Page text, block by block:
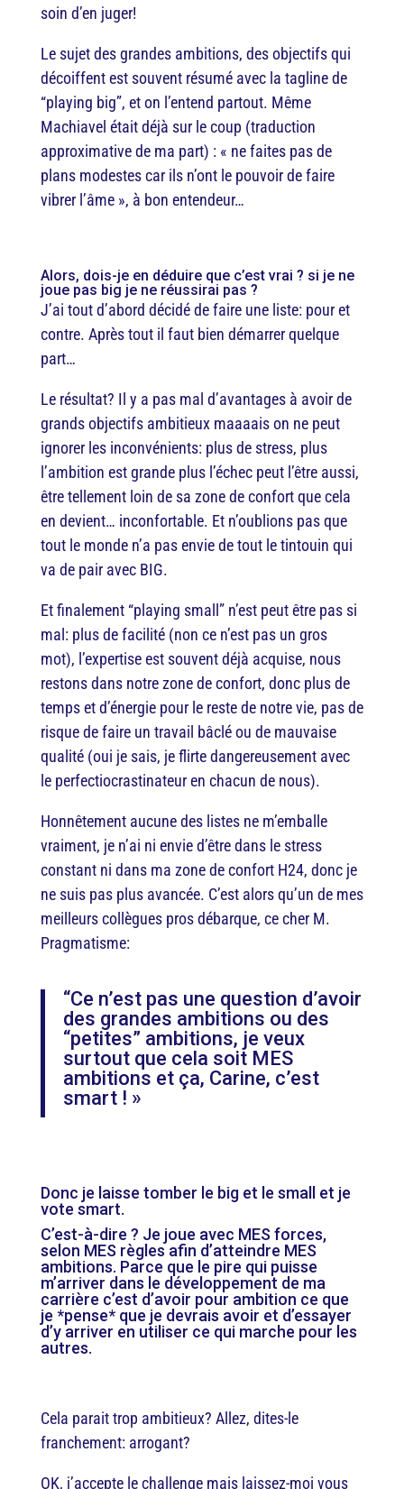
soin d’en juger!
Le sujet des grandes ambitions, des objectifs qui
décoiffent est souvent résumé avec la tagline de
“playing big”, et on l’entend partout. Même
Machiavel était déjà sur le coup (traduction
approximative de ma part) : « ne faites pas de
plans modestes car ils n’ont le pouvoir de faire
vibrer l’âme », à bon entendeur…
Alors, dois-je en déduire que c’est vrai ? si je ne
joue pas big je ne réussirai pas ?
J’ai tout d’abord décidé de faire une liste: pour et
contre. Après tout il faut bien démarrer quelque
part…
Le résultat? Il y a pas mal d’avantages à avoir de
grands objectifs ambitieux maaaais on ne peut
ignorer les inconvénients: plus de stress, plus
l’ambition est grande plus l’échec peut l’être aussi,
être tellement loin de sa zone de confort que cela
en devient… inconfortable. Et n’oublions pas que
tout le monde n’a pas envie de tout le tintouin qui
va de pair avec BIG.
Et finalement “playing small” n’est peut être pas si
mal: plus de facilité (non ce n’est pas un gros
mot), l’expertise est souvent déjà acquise, nous
restons dans notre zone de confort, donc plus de
temps et d’énergie pour le reste de notre vie, pas de
risque de faire un travail bâclé ou de mauvaise
qualité (oui je sais, je flirte dangereusement avec
le perfectiocrastinateur en chacun de nous).
Honnêtement aucune des listes ne m’emballe
vraiment, je n’ai ni envie d’être dans le stress
constant ni dans ma zone de confort H24, donc je
ne suis pas plus avancée. C’est alors qu’un de mes
meilleurs collègues pros débarque, ce cher M.
Pragmatisme:
“Ce n’est pas une question d’avoir
des grandes ambitions ou des
“petites” ambitions, je veux
surtout que cela soit MES
ambitions et ça, Carine, c’est
smart ! »
Donc je laisse tomber le big et le small et je
vote smart.
C’est-à-dire ? Je joue avec MES forces,
selon MES règles afin d’atteindre MES
ambitions. Parce que le pire qui puisse
m’arriver dans le développement de ma
carrière c’est d’avoir pour ambition ce que
je *pense* que je devrais avoir et d’essayer
d’y arriver en utiliser ce qui marche pour les
autres.
Cela parait trop ambitieux? Allez, dites-le
franchement: arrogant?
OK, j’accepte le challenge mais laissez-moi vous